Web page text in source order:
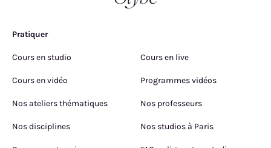
Pratiquer
Cours en studio Cours en live
Cours en vidéo Programmes vidéos
Nos ateliers thématiques Nos professeurs
Nos disciplines Nos studios à Paris